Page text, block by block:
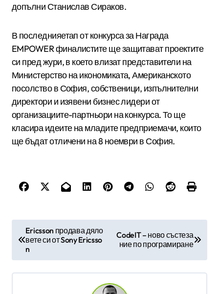
допълни Станислав Сираков.
В последнияетап от конкурса за Награда
EMPOWER финалистите ще защитават проектите
си пред жури, в което влизат представители на
Министерство на икономиката, Американското
посолство в София, собственици, изпълнителни
директори и изявени бизнес лидери от
организациите-партньори на конкурса. То ще
класира идеите на младите предприемачи, които
ще бъдат отличени на 8 ноември в София.
в
и
Ericsson продава дяло
вете си от Sony Ericsso
n
CodeIT – ново състеза
ние по програмиране